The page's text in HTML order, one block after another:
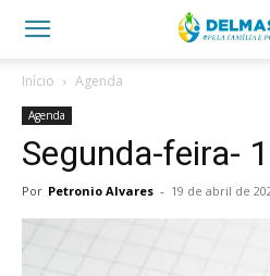
Início Agenda
Agenda
Segunda-feira-
Por Petronio Alvares - 19 de abril de